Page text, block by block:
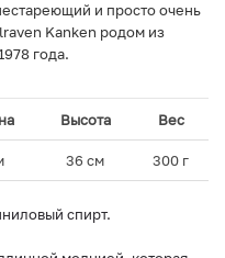
и просто очень
Kanken родом из
года.
Высота Вес
36 см 300 г
спирт.